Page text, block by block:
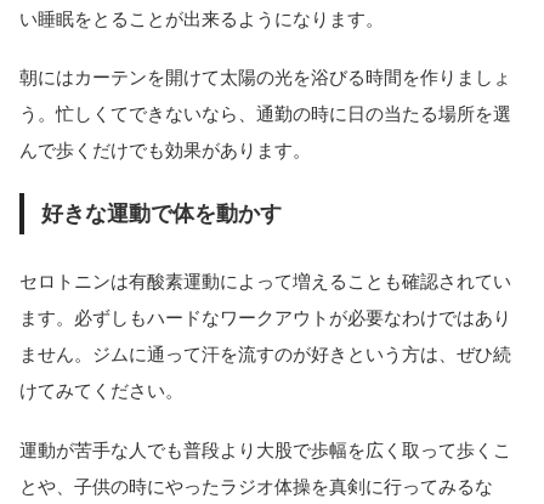
い睡眠をとることが出来るようになります。
朝にはカーテンを開けて太陽の光を浴びる時間を作りましょ
う。忙しくてできないなら、通勤の時に日の当たる場所を選
んで歩くだけでも効果があります。
好きな運動で体を動かす
セロトニンは有酸素運動によって増えることも確認されてい
ます。必ずしもハードなワークアウトが必要なわけではあり
ません。ジムに通って汗を流すのが好きという方は、ぜひ続
けてみてください。
運動が苦手な人でも普段より大股で歩幅を広く取って歩くこ
とや、子供の時にやったラジオ体操を真剣に行ってみるな